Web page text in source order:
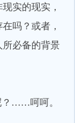
实的现实，
吗？或者，
所必备的背景
……呵呵。